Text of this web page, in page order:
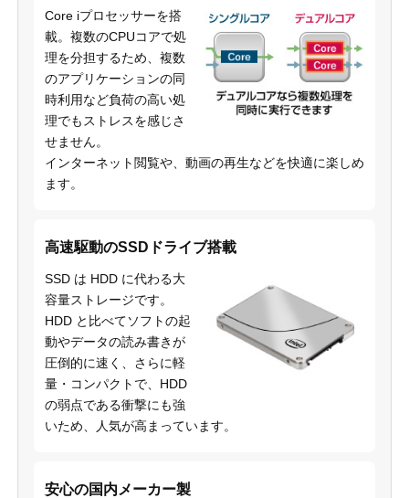
Core iプロセッサーを搭
載。複数のCPUコアで処
理を分担するため、複数
のアプリケーションの同
時利用など負荷の高い処
理でもストレスを感じさ
せません。
インターネット閲覧や、動画の再生などを快適に楽しめ
ます。
高速駆動のSSDドライブ搭載
SSD は HDD に代わる大
容量ストレージです。
HDD と比べてソフトの起
動やデータの読み書きが
圧倒的に速く、さらに軽
量・コンパクトで、HDD
の弱点である衝撃にも強
いため、人気が高まっています。
安心の国内メーカー製